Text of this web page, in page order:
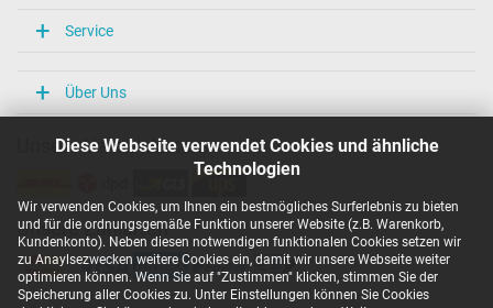
Diese Webseite verwendet Cookies und ähnliche
Technologien
Wir verwenden Cookies, um Ihnen ein bestmögliches Surferlebnis zu bieten
und für die ordnungsgemäße Funktion unserer Website (z.B. Warenkorb,
Kundenkonto). Neben diesen notwendigen funktionalen Cookies setzen wir
zu Anaylsezwecken weitere Cookies ein, damit wir unsere Webseite weiter
optimieren können. Wenn Sie auf "Zustimmen" klicken, stimmen Sie der
Speicherung aller Cookies zu. Unter Einstellungen können Sie Cookies
Service
Über Uns
Unsere Versandarten
Unsere Zahlarten